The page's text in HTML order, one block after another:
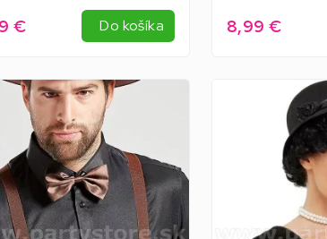
€ Do košíka 8,99 €